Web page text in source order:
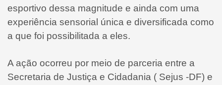
esportivo dessa magnitude e ainda com uma
experiência sensorial única e diversificada como
a que foi possibilitada a eles.
A ação ocorreu por meio de parceria entre a
Secretaria de Justiça e Cidadania ( Sejus -DF) e